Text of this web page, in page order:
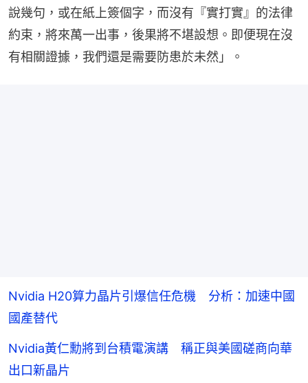
說幾句，或在紙上簽個字，而沒有『實打實』的法律
約束，將來萬一出事，後果將不堪設想。即便現在沒
有相關證據，我們還是需要防患於未然」。
Nvidia H20算力晶片引爆信任危機 分析：加速中國
國產替代
Nvidia黃仁勳將到台積電演講 稱正與美國磋商向華
出口新晶片